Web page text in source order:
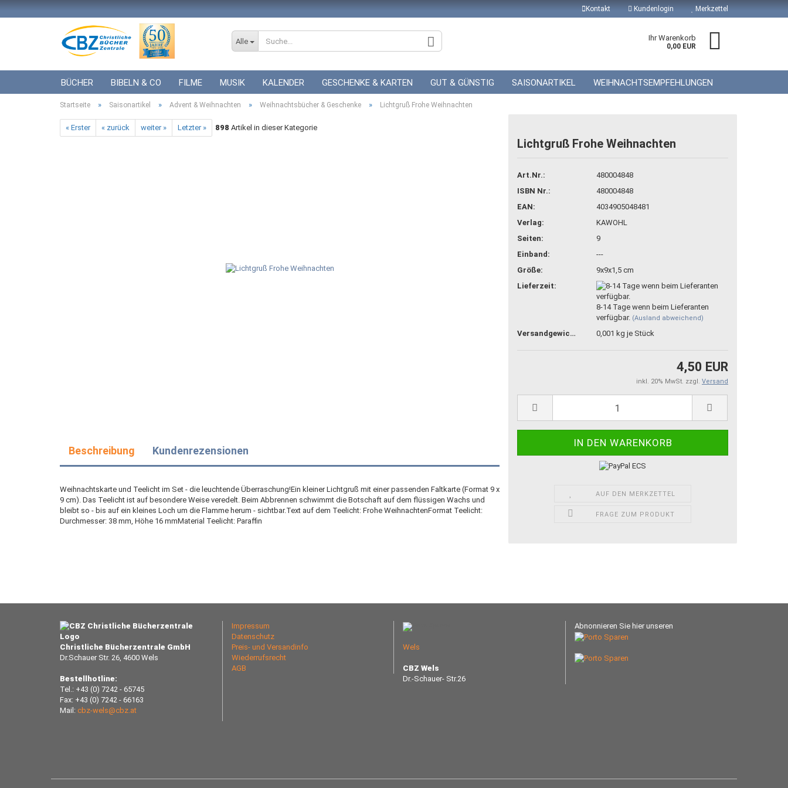
Kontakt Kundenlogin
Konto erstellen
Passwort vergessen?
Merkzettel
Alle Ihr Warenkorb
0,00 EUR
BÜCHER BIBELN & CO FILME MUSIK KALENDER GESCHENKE & KARTEN GUT & GÜNSTIG SAISONARTIKEL WEIHNACHTSEMPFEHLUNGEN
ICF BÜCHER VERSCHIEDENES GESCHENKE ZUR HOCHZEIT GUTSCHEINE
Startseite » Saisonartikel » Advent & Weihnachten » Weihnachtsbücher & Geschenke » Lichtgruß Frohe Weihnachten
« Erster « zurück weiter » Letzter » 898 Artikel in dieser Kategorie
Lichtgruß Frohe Weihnachten
Art.Nr.:
480004848
ISBN Nr.:
480004848
EAN:
4034905048481
Verlag:
KAWOHL
Seiten:
9
Einband:
---
Größe:
9x9x1,5 cm
Lieferzeit:
8-14 Tage wenn beim Lieferanten
verfügbar. (Ausland abweichend)
Versandgewicht: 0,001 kg je Stück
4,50 EUR
inkl. 20% MwSt. zzgl. Versand
AUF DEN MERKZETTEL
FRAGE ZUM PRODUKT
Beschreibung Kundenrezensionen
Weihnachtskarte und Teelicht im Set - die leuchtende Überraschung!Ein kleiner Lichtgruß mit einer passenden Faltkarte (Format 9 x
9 cm). Das Teelicht ist auf besondere Weise veredelt. Beim Abbrennen schwimmt die Botschaft auf dem flüssigen Wachs und
bleibt so - bis auf ein kleines Loch um die Flamme herum - sichtbar.Text auf dem Teelicht: Frohe WeihnachtenFormat Teelicht:
Durchmesser: 38 mm, Höhe 16 mmMaterial Teelicht: Paraffin
Christliche Bücherzentrale GmbH
Dr.Schauer Str. 26, 4600 Wels
Bestellhotline:
Tel.: +43 (0) 7242 - 65745
Fax: +43 (0) 7242 - 66163
Mail: cbz-wels@cbz.at
Impressum
Datenschutz
Preis- und Versandinfo
Wiederrufsrecht
AGB
Wels
CBZ Wels
Dr.-Schauer- Str.26
Abnonnieren Sie hier unseren